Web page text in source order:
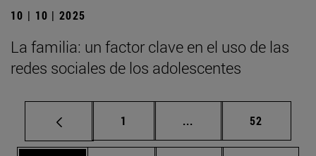
10 | 10 | 2025
La familia: un factor clave en el uso de las
redes sociales de los adolescentes
Página
1 ... Páginas intermedias
Página
52